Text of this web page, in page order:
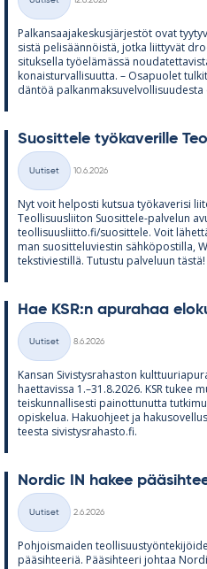
Kategoriat
Pal­kan­saa­ja­kes­kus­jär­jes­töt ovat
sistä pe­li­sään­nöistä, jotka liit­ty­vät
si­tuk­sella työ­elä­mässä
ko­nais­tur­val­li­suutta. – Os­a­puo­let
dän­töä pal­kan­mak­su­vel­vol­li­suu­desta
Suo­sit­tele työ­ka­ve­rille
Kategoriat
Uutiset
10.6.2026
Nyt voit hel­posti kut­sua työ­ka­ve­risi
Teol­li­suus­lii­ton Suo­sit­tele-pal­ve­lun
teol­li­suus­liitto.fi/suo­sit­tele. Voit
man suo­sit­te­lu­vies­tin säh­kö­pos­tilla,
teks­ti­vies­tillä. Tu­tustu pal­ve­luun tästä!
Hae KSR:n apu­ra­haa
Kategoriat
Uutiset
8.6.2026
Kan­san Si­vis­tys­ra­has­ton
haet­ta­vissa 1.–31.8.2026. KSR tu­kee
teis­kun­nal­li­sesti pai­not­tu­nutta
opis­ke­lua. Ha­kuoh­jeet ja
teesta si­vis­tys­ra­hasto.fi.
Nor­dic IN ha­kee
Kategoriat
Uutiset
2.6.2026
Poh­jois­mai­den
pää­sih­tee­riä. Pää­sih­teeri joh­taa